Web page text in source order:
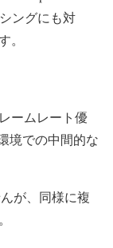
ングにも対
。
ームレート優
境での中間的な
が、同様に複